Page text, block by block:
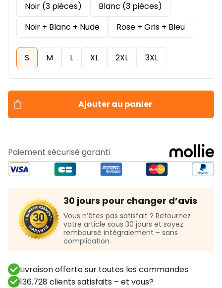
Noir (3 pièces)
Blanc (3 pièces)
Noir + Blanc + Nude
Rose + Gris + Bleu
S M L XL 2XL 3XL
Ajouter au panier
Paiement sécurisé garanti
30 jours pour changer d’avis
Vous n’êtes pas satisfait ? Retournez
votre article sous 30 jours et soyez
remboursé intégralement – sans
complication.
Livraison offerte sur toutes les commandes
136.728 clients satisfaits – et vous?